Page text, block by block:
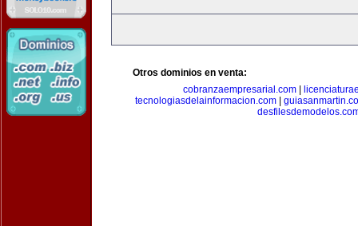
Otros dominios en venta:
cobranzaempresarial.com
tecnologiasdelainformacion.com|